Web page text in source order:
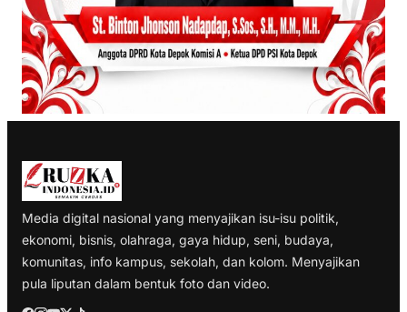
Media digital nasional yang menyajikan isu-isu politik,
ekonomi, bisnis, olahraga, gaya hidup, seni, budaya,
komunitas, info kampus, sekolah, dan kolom. Menyajikan
pula liputan dalam bentuk foto dan video.